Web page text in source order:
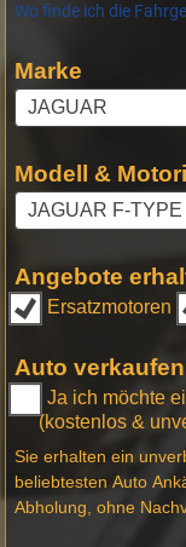
Wo finde ich die
Marke
Modell &
Angebote
Ersatzmotoren
Auto
Ja ich möchte
(kostenlos &
Sie erhalten ein
beliebtesten Auto
Abholung, ohne